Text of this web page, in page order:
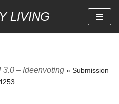
LIVING
3.0 – Ideenvoting» Submission